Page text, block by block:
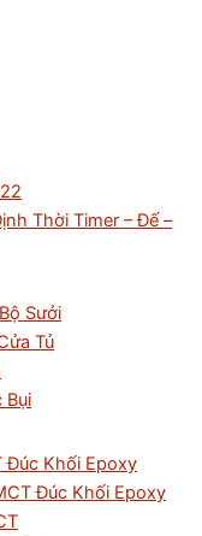
Thời Timer – Đế –
Sưởi
Tủ
Bụi
Đúc Khối Epoxy
Đúc Khối Epoxy